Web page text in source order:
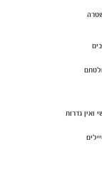
ואין גדרות